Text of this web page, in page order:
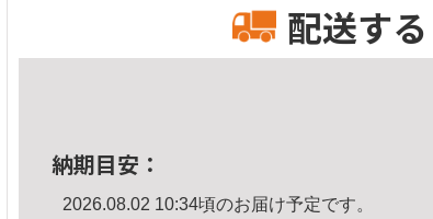
配送する
納期目安：
2026.08.02 10:34頃のお届け予定です。